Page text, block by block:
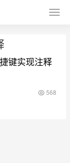
键实现注释
568